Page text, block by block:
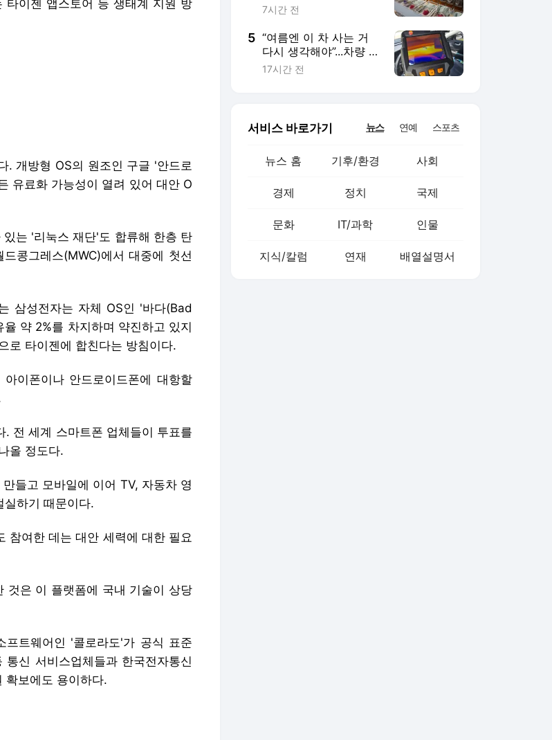
타이젠 앱스토어 등 생태계 지원 방
. 개방형 OS의 원조인 구글 '안드로
유료화 가능성이 열려 있어 대안 O
는 '리눅스 재단'도 합류해 한층 탄
콩그레스(MWC)에서 대중에 첫선
삼성전자는 자체 OS인 '바다(Bad
약 2%를 차지하며 약진하고 있지
로 타이젠에 합친다는 방침이다.
이폰이나 안드로이드폰에 대항할
전 세계 스마트폰 업체들이 투표를
올 정도다.
들고 모바일에 이어 TV, 자동차 영
실하기 때문이다.
참여한 데는 대안 세력에 대한 필요
것은 이 플랫폼에 국내 기술이 상당
트웨어인 '콜로라도'가 공식 표준
신 서비스업체들과 한국전자통신
확보에도 용이하다.
득층 출산지원금 더 준
7시간 전
5 “여름엔 이 차 사는 거
다시 생각해야”...차량 내
부온도, 85도까지 올랐
17시간 전
서비스 바로가기 뉴스 연예 스포츠
뉴스 홈 기후/환경 사회
경제 정치 국제
문화 IT/과학 인물
지식/칼럼 연재 배열설명서